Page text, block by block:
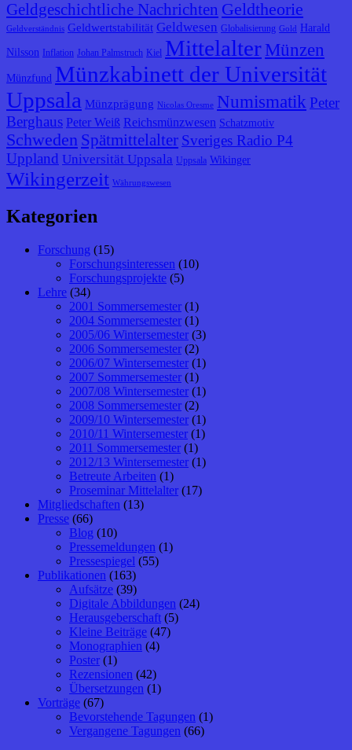
Geldgeschichtliche Nachrichten Geldtheorie
Geldverständnis Geldwertstabilität Geldwesen Globalisierung Gold Harald
Nilsson Inflation Johan Palmstruch Kiel Mittelalter Münzen
Münzfund Münzkabinett der Universität
Uppsala Münzprägung Nicolas Oresme Numismatik Peter
Berghaus Peter Weiß Reichsmünzwesen Schatzmotiv
Schweden Spätmittelalter Sveriges Radio P4
Uppland Universität Uppsala Uppsala Wikinger
Wikingerzeit Währungswesen
Kategorien
Forschung (15)
Forschungsinteressen (10)
Forschungsprojekte (5)
Lehre (34)
2001 Sommersemester (1)
2004 Sommersemester (1)
2005/06 Wintersemester (3)
2006 Sommersemester (2)
2006/07 Wintersemester (1)
2007 Sommersemester (1)
2007/08 Wintersemester (1)
2008 Sommersemester (2)
2009/10 Wintersemester (1)
2010/11 Wintersemester (1)
2011 Sommersemester (1)
2012/13 Wintersemester (1)
Betreute Arbeiten (1)
Proseminar Mittelalter (17)
Mitgliedschaften (13)
Presse (66)
Blog (10)
Pressemeldungen (1)
Pressespiegel (55)
Publikationen (163)
Aufsätze (39)
Digitale Abbildungen (24)
Herausgeberschaft (5)
Kleine Beiträge (47)
Monographien (4)
Poster (1)
Rezensionen (42)
Übersetzungen (1)
Vorträge (67)
Bevorstehende Tagungen (1)
Vergangene Tagungen (66)